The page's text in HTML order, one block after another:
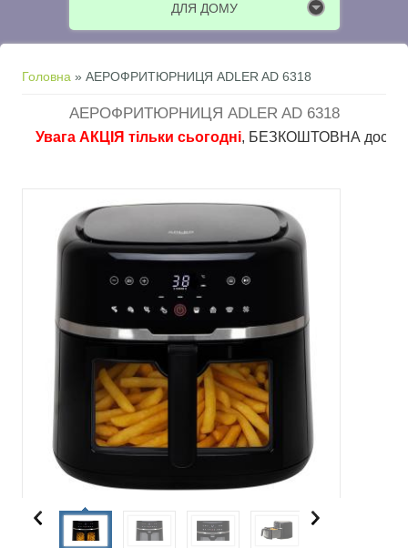
ДЛЯ ДОМУ
Ви є тут
Головна » АЕРОФРИТЮРНИЦЯ ADLER AD 6318
АЕРОФРИТЮРНИЦЯ ADLER AD 6318
Увага АКЦІЯ тільки сьогодні, БЕЗКОШТОВНА доставка в